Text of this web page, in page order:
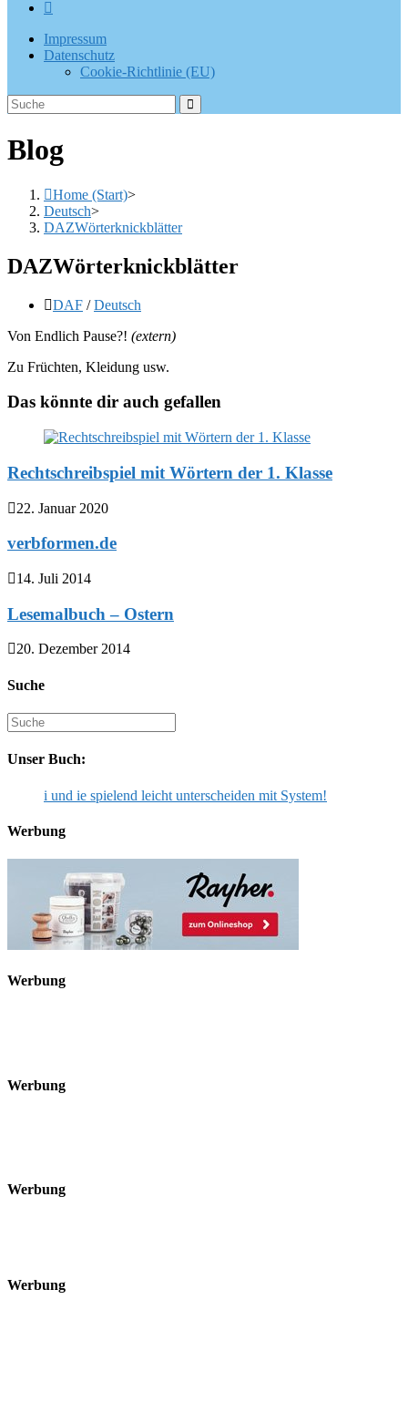
Impressum
Datenschutz
Cookie-Richtlinie (EU)
Blog
Home (Start)>
Deutsch>
DAZWörterknickblätter
DAZWörterknickblätter
Beitrags-
DAF / Deutsch
Von Endlich Pause?! (extern)
Zu Früchten, Kleidung usw.
Das könnte dir auch gefallen
Rechtschreibspiel mit Wörtern der 1. Klasse
22. Januar 2020
verbformen.de
14. Juli 2014
Lesemalbuch – Ostern
20. Dezember 2014
Suche
Suche
nach:
Unser Buch:
i und ie spielend leicht unterscheiden mit System!
Werbung
Werbung
Werbung
Werbung
Werbung